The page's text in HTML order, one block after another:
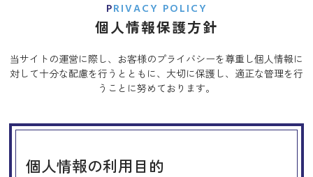
PRIVACY POLICY
個人情報保護方針
当サイトの運営に際し、お客様のプライバシーを尊重し個人情報に
対して十分な配慮を行うとともに、 大切に保護し、適正な管理を行
うことに努めております。
個人情報の利用目的